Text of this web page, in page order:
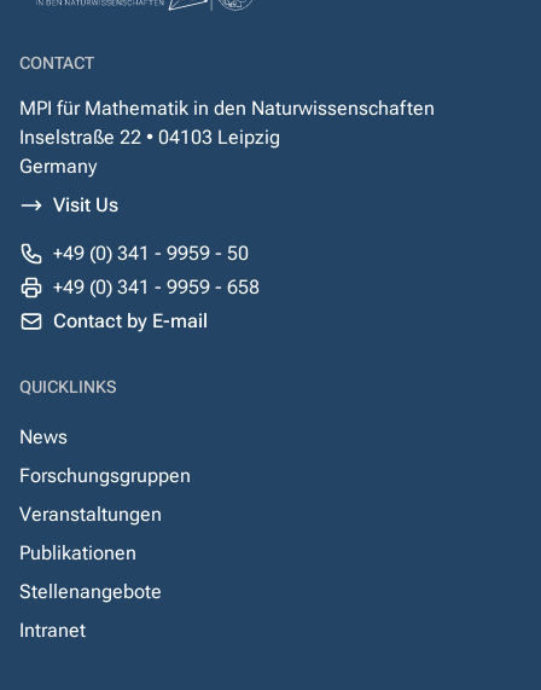
CONTACT
MPI für Mathematik in den Naturwissenschaften
Inselstraße 22 • 04103 Leipzig
Germany
Visit Us
+49 (0) 341 - 9959 - 50
+49 (0) 341 - 9959 - 658
Contact by E-mail
QUICKLINKS
News
Forschungsgruppen
Veranstaltungen
Publikationen
Stellenangebote
Intranet